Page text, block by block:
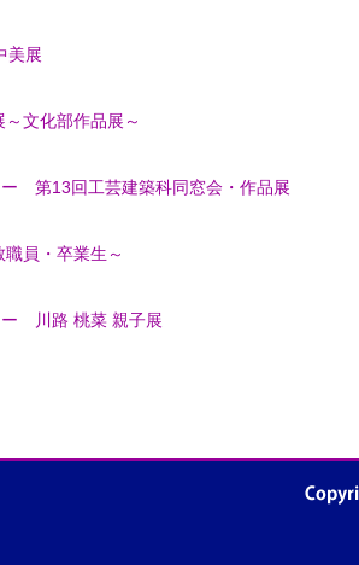
美展
文化部作品展～
第13回工芸建築科同窓会・作品展
員・卒業生～
川路 桃菜 親子展